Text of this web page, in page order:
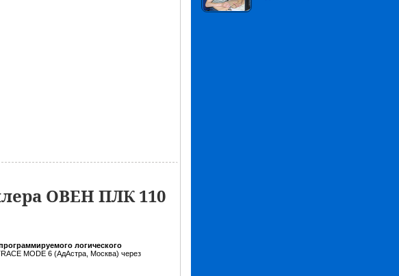
ОВЕН ПЛК 110
логического
MODE 6 (АдАстра, Москва) через